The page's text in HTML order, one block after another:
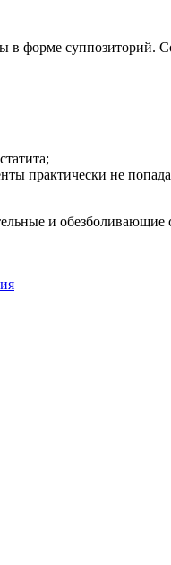
в форме суппозиторий.
практически не
и обезболивающие